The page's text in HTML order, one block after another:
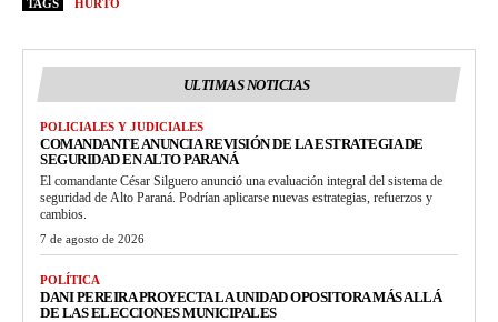
TAGS HURTO
ULTIMAS NOTICIAS
POLICIALES Y JUDICIALES
COMANDANTE ANUNCIA REVISIÓN DE LA ESTRATEGIA DE
SEGURIDAD EN ALTO PARANÁ
El comandante César Silguero anunció una evaluación integral del sistema de
seguridad de Alto Paraná. Podrían aplicarse nuevas estrategias, refuerzos y
cambios.
7 de agosto de 2026
POLÍTICA
DANI PEREIRA PROYECTA LA UNIDAD OPOSITORA MÁS ALLÁ
DE LAS ELECCIONES MUNICIPALES